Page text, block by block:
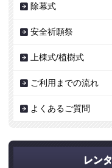
除幕式
安全祈願祭
上棟式/植樹式
ご利用までの流れ
よくあるご質問
レン